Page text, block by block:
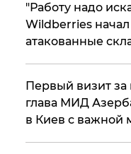
"Работу надо
Wildberries
атакованные
Первый визит
глава МИД
в Киев с важной